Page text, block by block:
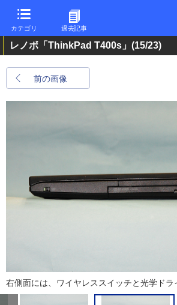
カテゴリ 過去記事
レノボ「ThinkPad T400s」 (15/23)
前の画像
右側面には、ワイヤレススイッチと光学ドラ